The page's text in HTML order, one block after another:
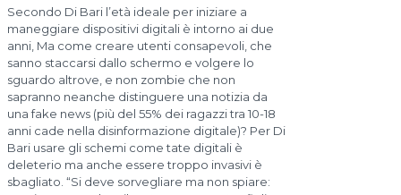
Secondo Di Bari l’età ideale per iniziare a
maneggiare dispositivi digitali è intorno ai due
anni, Ma come creare utenti consapevoli, che
sanno staccarsi dallo schermo e volgere lo
sguardo altrove, e non zombie che non
sapranno neanche distinguere una notizia da
una fake news (più del 55% dei ragazzi tra 10-18
anni cade nella disinformazione digitale)? Per Di
Bari usare gli schemi come tate digitali è
deleterio ma anche essere troppo invasivi è
sbagliato. “Si deve sorvegliare ma non spiare: